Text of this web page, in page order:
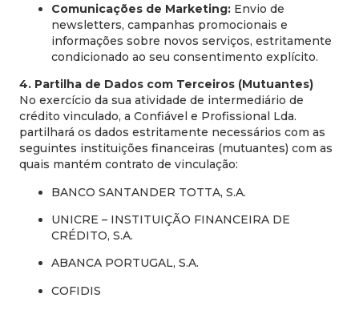
Comunicações de Marketing: Envio de
newsletters, campanhas promocionais e
informações sobre novos serviços, estritamente
condicionado ao seu consentimento explícito.
4. Partilha de Dados com Terceiros (Mutuantes)
No exercício da sua atividade de intermediário de
crédito vinculado, a Confiável e Profissional Lda.
partilhará os dados estritamente necessários com as
seguintes instituições financeiras (mutuantes) com as
quais mantém contrato de vinculação:
BANCO SANTANDER TOTTA, S.A.
UNICRE – INSTITUIÇÃO FINANCEIRA DE
CRÉDITO, S.A.
ABANCA PORTUGAL, S.A.
COFIDIS